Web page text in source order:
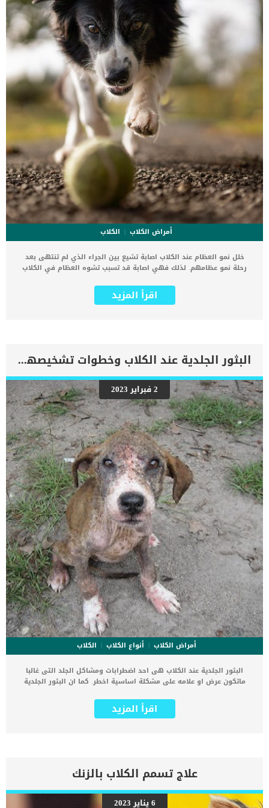
تحدث كل نوبة بسرعة ، ويمكن أن يكون لدى الكلب ألم فى البطن وغازات ،
و borborygmi ، وهو صوت “فقاعة غاز” في معدته. اقرا ايضا: ما هو الورم
العضلى الاملس عند الكلاب ؟ […]
أمراض الكلاب
الكلاب
خلل نمو العظام عند الكلاب اصابة تشيع بين الجراء الذي لم تنتهى بعد
رحلة نمو عظامهم. لذلك فهي اصابة قد تسبب تشوه العظام في الكلاب
صدمة مثل حادث سيارة او قفزة طويلة ادت الى الكسر او الجزع. كما ان
هذه الاصابة يمكن ان تصل خطورتها إلى الإصابة المزمنة. العرج يعتبر اولى
شديدعرج واضح .. اقرأ: العرج عند الكلاباكتئابقلة الشهيةتصلب
الاطرافظهور عيوب خلقيةتطور مبكر لهشاشة العظام أنواع الإصابة بخلل
النمو في عظم الكلب اصابة بسيطة وتكون عبارة عن جزع فى القدم او
الساق او كدمة بسيطةاصابة خطيرة اى اصابة مزمنة وتركت اثرا لها طوال
حياة الكلبإصابة اشد خطورة وتكون عبارة عن كسر كامل فى ساق الجرو.
اسباب الإصابة بخلل نمو العظام عند الكلاب تحدث اصابه خلل النمو في
عظام الكلب نتيجة عدم اكتمال نمو أطراف العظام, ففى نهاية كل ساق
يكتمل النمو واذا حدث اى خلل فى نمو هذا الطرف فإنه يصيب […]
اقرأ المزيد
البثور الجلدية عند الكلاب وخطوات تشخيصها طبيا.
2 فبراير 2023
أمراض الكلاب أنواع الكلاب
الكلاب
البثور الجلدية عند الكلاب هى احد اضطرابات ومشاكل الجلد التى غالبا
ماتكون عرض او علامه على مشكلة اساسية اخطر. كما ان البثور الجلدية
الجلدية التى تصيب حيوانك الأليف مزعجة ومؤلمة للغاية وقد تكون معدية
فى بعض الاحوال. يمكننا وصف البثور الجلدية بانها عبارة عن فقاعات, حيث
؟ يمكن للكلاب ان تصاب بهذه البثور او الحويصلات الجلدية نتيجة اسباب
متنوعة. أكثر أنواع العدوى شيوعًا وأكثرها قابلية للعلاج هي عدوى الجلد
البكتيرية والذى يطلق عليها “تقيح الجلد” اضف الى معلوماتك ان التقرحات
المزمنة غير المصابة بالعدوى هي في الغالب استجابة مناعية ذاتية تهاجم
اقرأ المزيد
علاج تسمم الكلاب بالزنك
6 يناير 2023